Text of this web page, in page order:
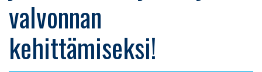
valvonnan
kehittämiseksi!